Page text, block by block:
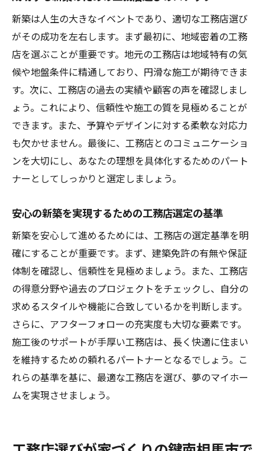
新築は人生の大きなイベントであり、適切な工務店選び
がその成功を左右します。まず最初に、地域密着の工務
店を選ぶことが重要です。地元の工務店は地域特有の気
候や地盤条件に精通しており、円滑な施工が期待できま
す。次に、工務店の過去の実績や顧客の声を確認しまし
ょう。これにより、信頼性や施工の質を見極めることが
できます。また、予算やデザインに対する柔軟な対応力
も欠かせません。最後に、工務店とのコミュニケーショ
ンを大切にし、あなたの理想を具体化するためのパート
ナーとしてしっかりと選定しましょう。
安心の新築を実現するための工務店選定の基準
新築を安心して進めるためには、工務店の選定基準を明
確にすることが重要です。まず、建築免許の有無や保証
体制を確認し、信頼性を見極めましょう。また、工務店
の得意分野や過去のプロジェクトをチェックし、自分の
求めるスタイルや機能に合致しているかを判断します。
さらに、アフターフォローの充実度も大切な要素です。
施工後のサポートが手厚い工務店は、長く快適に住まい
を維持するための頼れるパートナーとなるでしょう。こ
れらの基準を基に、最適な工務店を選び、夢のマイホー
ムを実現させましょう。